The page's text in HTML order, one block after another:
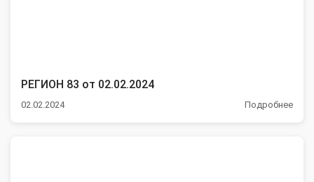
РЕГИОН 83 от 02.02.2024
02.02.2024 Подробнее